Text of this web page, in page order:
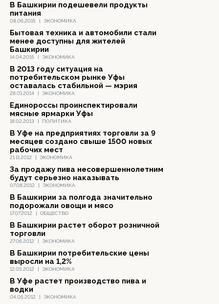
08.06.2015 | ЭКОНОМИКА
В Башкирии подешевели продукты
питания
14.04.2015 | ЭКОНОМИКА
Бытовая техника и автомобили стали
менее доступны для жителей
Башкирии
28.01.2014 | ЭКОНОМИКА
В 2013 году ситуация на
потребительском рынке Уфы
оставалась стабильной — мэрия
18.02.2013 | ПОЛИТИКА
Единороссы проинспектировали
мясные ярмарки Уфы
21.11.2012 | ЭКОНОМИКА
В Уфе на предприятиях торговли за 9
месяцев создано свыше 1500 новых
рабочих мест
07.08.2012 | ЭКОНОМИКА
За продажу пива несовершеннолетним
будут серьезно наказывать
17.07.2012 | ОБЩЕСТВО
В Башкирии за полгода значительно
подорожали овощи и мясо
27.06.2012 | ЭКОНОМИКА
В Башкирии растет оборот розничной
торговли
12.05.2012 | ЭКОНОМИКА
В Башкирии потребительские цены
выросли на 1,2%
04.05.2012 | ЭКОНОМИКА
В Уфе растет производство пива и
водки